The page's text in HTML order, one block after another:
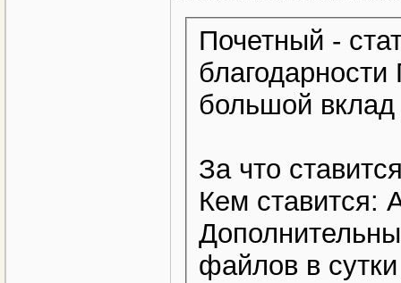
Почетный -
большой
За что
Кем ставится:
файлов в сутки